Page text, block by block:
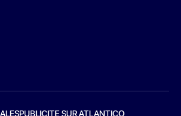
PUBLICITE SUR ATLANTICO